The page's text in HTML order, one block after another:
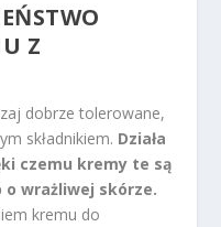
Z
dobrze tolerowane,
składnikiem. Działa
czemu kremy te są
wrażliwej skórze.
kremu do